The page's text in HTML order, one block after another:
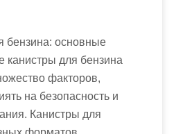
бензина: основные
канистры для бензина
факторов,
на безопасность и
Канистры для